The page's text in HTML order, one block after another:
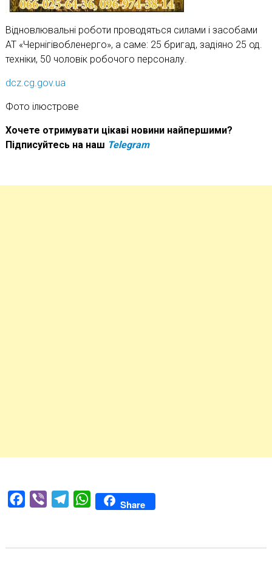
Відновлювальні роботи проводяться силами і засобами
АТ «Чернігівобленерго», а саме: 25 бригад, задіяно 25 од.
техніки, 50 чоловік робочого персоналу.
dcz.cg.gov.ua
Фото ілюстрове
Хочете отримувати цікаві новини найпершими?
Підписуйтесь на наш Telegram
Facebook
Viber TelegramWhatsAppShare